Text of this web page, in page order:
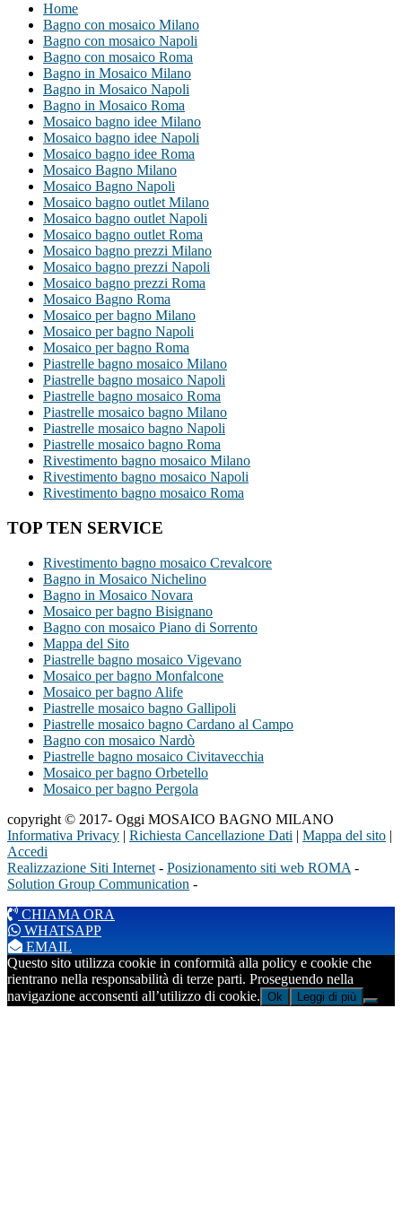
Home
Bagno con mosaico Milano
Bagno con mosaico Napoli
Bagno con mosaico Roma
Bagno in Mosaico Milano
Bagno in Mosaico Napoli
Bagno in Mosaico Roma
Mosaico bagno idee Milano
Mosaico bagno idee Napoli
Mosaico bagno idee Roma
Mosaico Bagno Milano
Mosaico Bagno Napoli
Mosaico bagno outlet Milano
Mosaico bagno outlet Napoli
Mosaico bagno outlet Roma
Mosaico bagno prezzi Milano
Mosaico bagno prezzi Napoli
Mosaico bagno prezzi Roma
Mosaico Bagno Roma
Mosaico per bagno Milano
Mosaico per bagno Napoli
Mosaico per bagno Roma
Piastrelle bagno mosaico Milano
Piastrelle bagno mosaico Napoli
Piastrelle bagno mosaico Roma
Piastrelle mosaico bagno Milano
Piastrelle mosaico bagno Napoli
Piastrelle mosaico bagno Roma
Rivestimento bagno mosaico Milano
Rivestimento bagno mosaico Napoli
Rivestimento bagno mosaico Roma
TOP TEN SERVICE
Rivestimento bagno mosaico Crevalcore
Bagno in Mosaico Nichelino
Bagno in Mosaico Novara
Mosaico per bagno Bisignano
Bagno con mosaico Piano di Sorrento
Mappa del Sito
Piastrelle bagno mosaico Vigevano
Mosaico per bagno Monfalcone
Mosaico per bagno Alife
Piastrelle mosaico bagno Gallipoli
Piastrelle mosaico bagno Cardano al Campo
Bagno con mosaico Nardò
Piastrelle bagno mosaico Civitavecchia
Mosaico per bagno Orbetello
Mosaico per bagno Pergola
copyright © 2017- Oggi MOSAICO BAGNO MILANO
Informativa Privacy | Richiesta Cancellazione Dati | Mappa del sito |
Accedi
Realizzazione Siti Internet - Posizionamento siti web ROMA -
Solution Group Communication -
CHIAMA ORA
WHATSAPP
EMAIL
Questo sito utilizza cookie in conformità alla policy e cookie che
rientrano nella responsabilità di terze parti. Proseguendo nella
navigazione acconsenti all’utilizzo di cookie. Ok Leggi di più